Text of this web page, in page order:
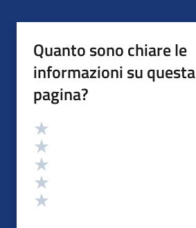
Quanto sono chiare le
informazioni su questa
pagina?
Valutazione